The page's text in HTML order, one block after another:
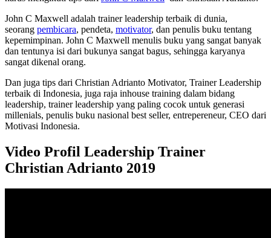
John C Maxwell adalah trainer leadership terbaik di dunia,
seorang pembicara, pendeta, motivator, dan penulis buku tentang
kepemimpinan. John C Maxwell menulis buku yang sangat banyak
dan tentunya isi dari bukunya sangat bagus, sehingga karyanya
sangat dikenal orang.
Dan juga tips dari Christian Adrianto Motivator, Trainer Leadership
terbaik di Indonesia, juga raja inhouse training dalam bidang
leadership, trainer leadership yang paling cocok untuk generasi
millenials, penulis buku nasional best seller, entrepereneur, CEO dari
Motivasi Indonesia.
Video Profil Leadership Trainer
Christian Adrianto 2019